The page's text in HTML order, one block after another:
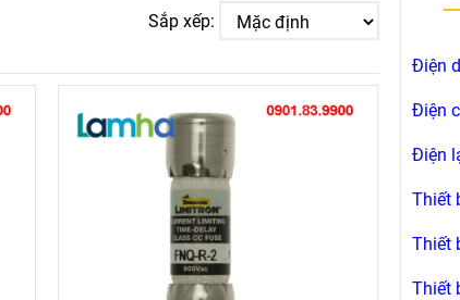
Sắp xếp:
Điện
Điện
Điện
Thiết
Thiết
Thiết